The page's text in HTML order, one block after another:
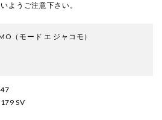
ようご注意下さい。
（モード エ ジャコモ）
SV